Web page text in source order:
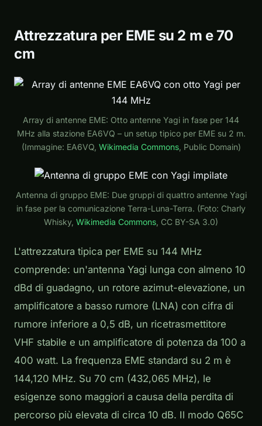
Attrezzatura per EME su 2 m e 70
cm
Array di antenne EME: Otto antenne Yagi in fase per 144
MHz alla stazione EA6VQ – un setup tipico per EME su 2 m.
(Immagine: EA6VQ, Wikimedia Commons, Public Domain)
Antenna di gruppo EME: Due gruppi di quattro antenne Yagi
in fase per la comunicazione Terra-Luna-Terra. (Foto: Charly
Whisky, Wikimedia Commons , CC BY-SA 3.0)
L'attrezzatura tipica per EME su 144 MHz
comprende: un'antenna Yagi lunga con almeno 10
dBd di guadagno, un rotore azimut-elevazione, un
amplificatore a basso rumore (LNA) con cifra di
rumore inferiore a 0,5 dB, un ricetrasmettitore
VHF stabile e un amplificatore di potenza da 100 a
400 watt. La frequenza EME standard su 2 m è
144,120 MHz. Su 70 cm (432,065 MHz), le
esigenze sono maggiori a causa della perdita di
percorso più elevata di circa 10 dB. Il modo Q65C